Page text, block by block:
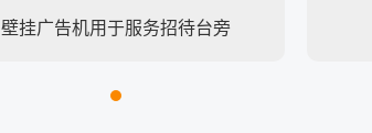
壁挂广告机用于服务招待台旁